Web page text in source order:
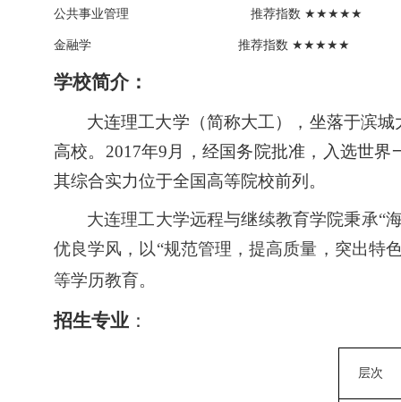
公共事业管理 推荐指数 ★★★★★
金融学 推荐指数 ★★★★★
学校简介：
大连理工大学（简称大工），坐落于滨
高校。2017年9月，经国务院批准，入选世
其综合实力位于全国高等院校前列。
大连理工大学远程与继续教育学院秉承“
优良学风，以“规范管理，提高质量，突出特
等学历教育。
招生专业 ：
层次